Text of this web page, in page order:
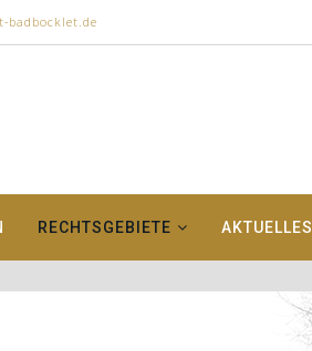
badbocklet.de
RECHTSGEBIETE AKTUELLES